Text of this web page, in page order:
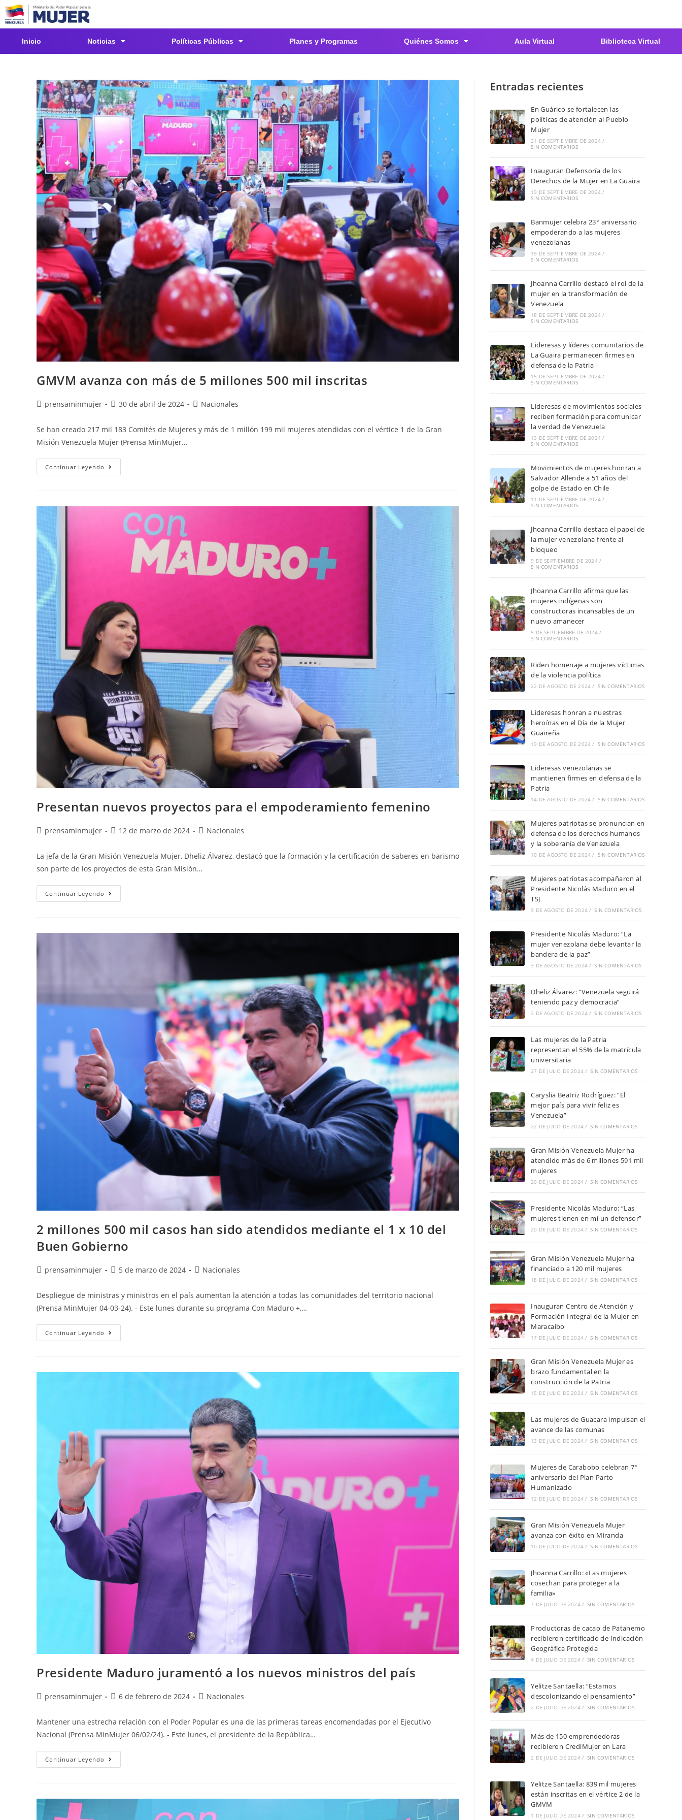
Inicio Noticias Políticas Públicas Planes y Programas Quiénes Somos Aula Virtual Biblioteca Virtual
GMVM avanza con más de 5 millones 500 mil inscritas
prensaminmujer 30 de abril de 2024 Nacionales
Se han creado 217 mil 183 Comités de Mujeres y más de 1 millón 199 mil mujeres atendidas con el vértice 1 de la Gran
Misión Venezuela Mujer (Prensa MinMujer…
Continuar Leyendo
Presentan nuevos proyectos para el empoderamiento femenino
prensaminmujer 12 de marzo de 2024 Nacionales
La jefa de la Gran Misión Venezuela Mujer, Dheliz Álvarez, destacó que la formación y la certificación de saberes en barismo
son parte de los proyectos de esta Gran Misión…
Continuar Leyendo
2 millones 500 mil casos han sido atendidos mediante el 1 x 10 del
Buen Gobierno
prensaminmujer 5 de marzo de 2024 Nacionales
Despliegue de ministras y ministros en el país aumentan la atención a todas las comunidades del territorio nacional
(Prensa MinMujer 04-03-24). - Este lunes durante su programa Con Maduro +,…
Continuar Leyendo
Presidente Maduro juramentó a los nuevos ministros del país
prensaminmujer 6 de febrero de 2024 Nacionales
Mantener una estrecha relación con el Poder Popular es una de las primeras tareas encomendadas por el Ejecutivo
Nacional (Prensa MinMujer 06/02/24). - Este lunes, el presidente de la República…
Continuar Leyendo
Entradas recientes
En Guárico se fortalecen las
políticas de atención al Pueblo
Mujer
21 DE SEPTIEMBRE DE 2024 /
SIN COMENTARIOS
Inauguran Defensoría de los
Derechos de la Mujer en La Guaira
19 DE SEPTIEMBRE DE 2024 /
SIN COMENTARIOS
Banmujer celebra 23° aniversario
empoderando a las mujeres
venezolanas
19 DE SEPTIEMBRE DE 2024 /
SIN COMENTARIOS
Jhoanna Carrillo destacó el rol de la
mujer en la transformación de
Venezuela
18 DE SEPTIEMBRE DE 2024 /
SIN COMENTARIOS
Lideresas y líderes comunitarios de
La Guaira permanecen firmes en
defensa de la Patria
15 DE SEPTIEMBRE DE 2024 /
SIN COMENTARIOS
Lideresas de movimientos sociales
reciben formación para comunicar
la verdad de Venezuela
13 DE SEPTIEMBRE DE 2024 /
SIN COMENTARIOS
Movimientos de mujeres honran a
Salvador Allende a 51 años del
golpe de Estado en Chile
11 DE SEPTIEMBRE DE 2024 /
SIN COMENTARIOS
Jhoanna Carrillo destaca el papel de
la mujer venezolana frente al
bloqueo
9 DE SEPTIEMBRE DE 2024 /
SIN COMENTARIOS
Jhoanna Carrillo afirma que las
mujeres indígenas son
constructoras incansables de un
nuevo amanecer
5 DE SEPTIEMBRE DE 2024 /
SIN COMENTARIOS
Riden homenaje a mujeres víctimas
de la violencia política
22 DE AGOSTO DE 2024 / SIN COMENTARIOS
Lideresas honran a nuestras
heroínas en el Día de la Mujer
Guaireña
19 DE AGOSTO DE 2024 / SIN COMENTARIOS
Lideresas venezolanas se
mantienen firmes en defensa de la
Patria
14 DE AGOSTO DE 2024 / SIN COMENTARIOS
Mujeres patriotas se pronuncian en
defensa de los derechos humanos
y la soberanía de Venezuela
10 DE AGOSTO DE 2024 / SIN COMENTARIOS
Mujeres patriotas acompañaron al
Presidente Nicolás Maduro en el
TSJ
9 DE AGOSTO DE 2024 / SIN COMENTARIOS
Presidente Nicolás Maduro: “La
mujer venezolana debe levantar la
bandera de la paz”
3 DE AGOSTO DE 2024 / SIN COMENTARIOS
Dheliz Álvarez: “Venezuela seguirá
teniendo paz y democracia”
3 DE AGOSTO DE 2024 / SIN COMENTARIOS
Las mujeres de la Patria
representan el 55% de la matrícula
universitaria
27 DE JULIO DE 2024 / SIN COMENTARIOS
Caryslia Beatriz Rodríguez: “El
mejor país para vivir feliz es
Venezuela”
22 DE JULIO DE 2024 / SIN COMENTARIOS
Gran Misión Venezuela Mujer ha
atendido más de 6 millones 591 mil
mujeres
20 DE JULIO DE 2024 / SIN COMENTARIOS
Presidente Nicolás Maduro: “Las
mujeres tienen en mí un defensor”
20 DE JULIO DE 2024 / SIN COMENTARIOS
Gran Misión Venezuela Mujer ha
financiado a 120 mil mujeres
18 DE JULIO DE 2024 / SIN COMENTARIOS
Inauguran Centro de Atención y
Formación Integral de la Mujer en
Maracaibo
17 DE JULIO DE 2024 / SIN COMENTARIOS
Gran Misión Venezuela Mujer es
brazo fundamental en la
construcción de la Patria
15 DE JULIO DE 2024 / SIN COMENTARIOS
Las mujeres de Guacara impulsan el
avance de las comunas
13 DE JULIO DE 2024 / SIN COMENTARIOS
Mujeres de Carabobo celebran 7°
aniversario del Plan Parto
Humanizado
12 DE JULIO DE 2024 / SIN COMENTARIOS
Gran Misión Venezuela Mujer
avanza con éxito en Miranda
10 DE JULIO DE 2024 / SIN COMENTARIOS
Jhoanna Carrillo: «Las mujeres
cosechan para proteger a la
familia»
7 DE JULIO DE 2024 / SIN COMENTARIOS
Productoras de cacao de Patanemo
recibieron certificado de Indicación
Geográfica Protegida
4 DE JULIO DE 2024 / SIN COMENTARIOS
Yelitze Santaella: “Estamos
descolonizando el pensamiento”
2 DE JULIO DE 2024 / SIN COMENTARIOS
Más de 150 emprendedoras
recibieron CrediMujer en Lara
2 DE JULIO DE 2024 / SIN COMENTARIOS
Yelitze Santaella: 839 mil mujeres
están inscritas en el vértice 2 de la
GMVM
1 DE JULIO DE 2024 / SIN COMENTARIOS